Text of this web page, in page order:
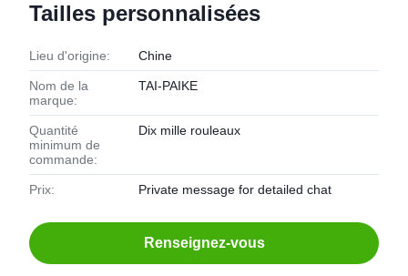
Tailles personnalisées
Lieu d'origine: Chine
Nom de la
marque:
TAI-PAIKE
Quantité
minimum de
commande:
Dix mille rouleaux
Prix: Private message for detailed chat
Renseignez-vous